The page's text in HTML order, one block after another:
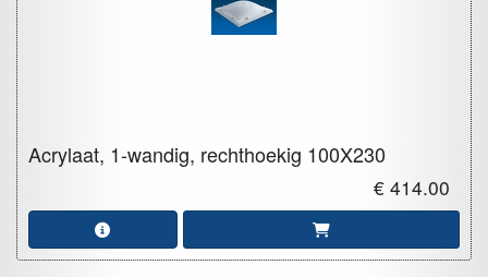
Acrylaat, 1-wandig, rechthoekig 100X230
€ 414.00